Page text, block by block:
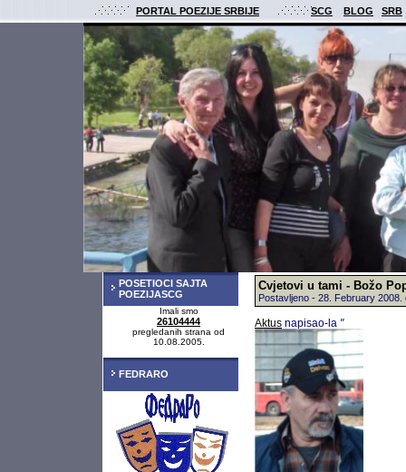
PORTAL POEZIJE SRBIJE SCG BLOG SRB
POSETIOCI SAJTA
POEZIJASCG
Imali smo
26104444
pregledanih strana od
10.08.2005.
FEDRARO
Cvjetovi u tami - Božo
Postavljeno - 28. February
Aktus napisao-la "